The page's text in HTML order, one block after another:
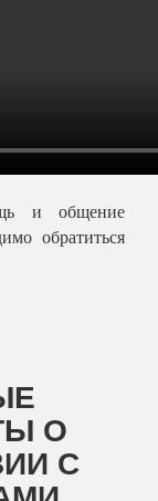
и общение
обратиться
О
С